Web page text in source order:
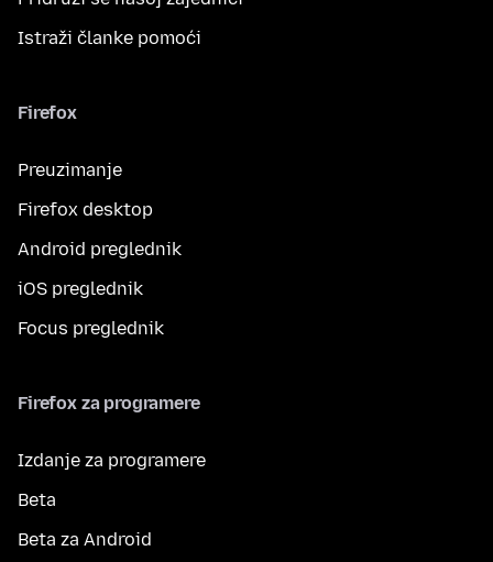
Istraži članke pomoći
Firefox
Preuzimanje
Firefox desktop
Android preglednik
iOS preglednik
Focus preglednik
Firefox za programere
Izdanje za programere
Beta
Beta za Android